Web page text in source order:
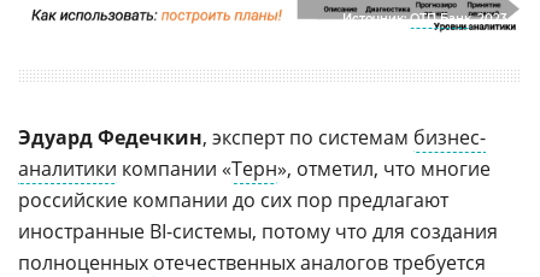
Источник:ОТП Банк, 2023
Эдуард Федечкин, эксперт по системам бизнес-
аналитики компании «Терн», отметил, что многие
российские компании до сих пор предлагают
иностранные BI-системы, потому что для создания
полноценных отечественных аналоговтребуется